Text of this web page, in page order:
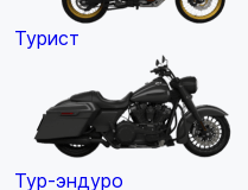
Турист
Тур-эндуро